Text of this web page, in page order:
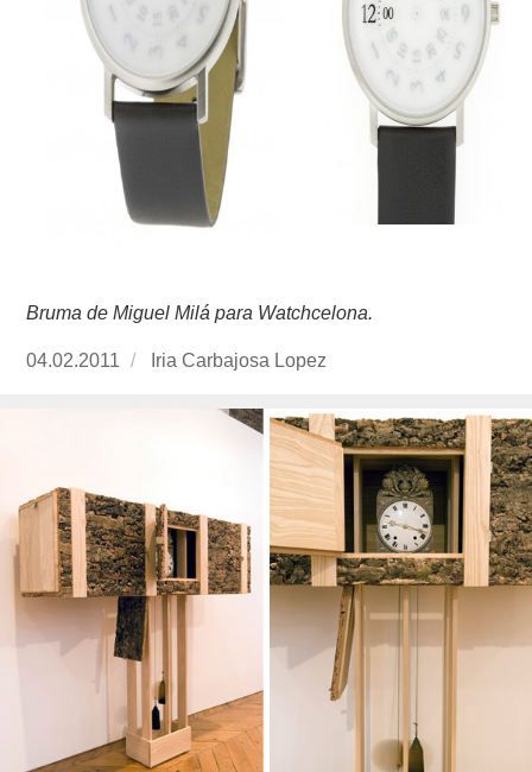
Bruma de Miguel Milá para Watchcelona.
Publicado
04.02.2011 https://www.experimenta.es/author/
Iria Carbajosa Lopez